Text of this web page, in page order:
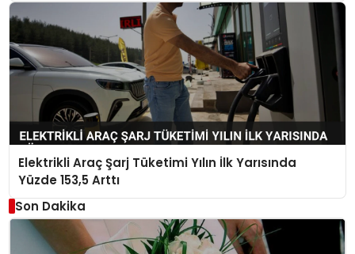
Elektrikli Araç Şarj Tüketimi Yılın İlk Yarısında
Yüzde 153,5 Arttı
Son Dakika